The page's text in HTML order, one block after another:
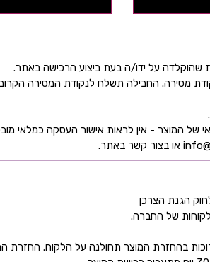
מסירה. החבילה תשלח לנקודת המסירה
של החברה.
בהחזרת המוצר תחולנה על הלקוח. החזרת